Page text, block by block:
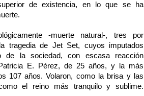
de existencia, en lo que se ha
-muerte natural-, tres por
tragedia de Jet Set, cuyos imputados
de la sociedad, con escasa reacción
E. Pérez, de 25 años, y la más
107 años. Volaron, como la brisa y las
el reino más tranquilo y sublime.